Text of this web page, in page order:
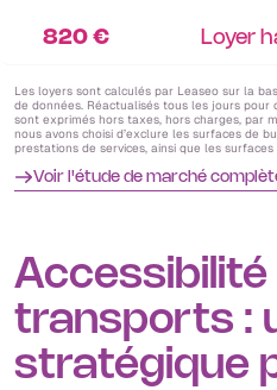
820 € Loyer
Les loyers sont calculés par Leaseo sur la
de données. Réactualisés tous les jours
sont exprimés hors taxes, hors charges, par
nous avons choisi d’exclure les surfaces de
prestations de services, ainsi que les
Voir l'étude de marché
Accessibilité
transports :
stratégique